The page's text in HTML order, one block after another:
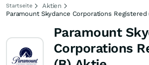
Startseite
Aktien
Paramount Skydance Corporations
Paramount
Corporations